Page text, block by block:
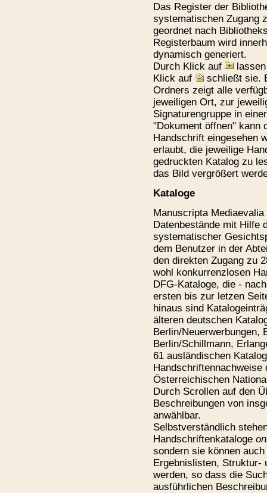
Das Register der
systematischen Zugang
geordnet nach
Registerbaum wird
dynamisch generiert.
Durch Klick auf
Klick auf
schließt sie.
Ordners zeigt alle
jeweiligen Ort, zur
Signaturengruppe in
"Dokument öffnen" kann
Handschrift eingesehen
erlaubt, die jeweilige
gedruckten Katalog zu
das Bild vergrößert
Kataloge
Manuscripta
Datenbestände mit Hilfe
systematischer
dem Benutzer in der
den direkten Zugang zu
wohl konkurrenzlosen
DFG-Kataloge, die -
ersten bis zur letzen
hinaus sind
älteren deutschen
Berlin/Neuerwerbungen,
Berlin/Schillmann,
61 ausländischen
Handschriftennachweise
Österreichischen
Durch Scrollen auf den
Beschreibungen von
anwählbar.
Selbstverständlich
Handschriftenkataloge
sondern sie können
Ergebnislisten, Struktur-
werden, so dass die
ausführlichen